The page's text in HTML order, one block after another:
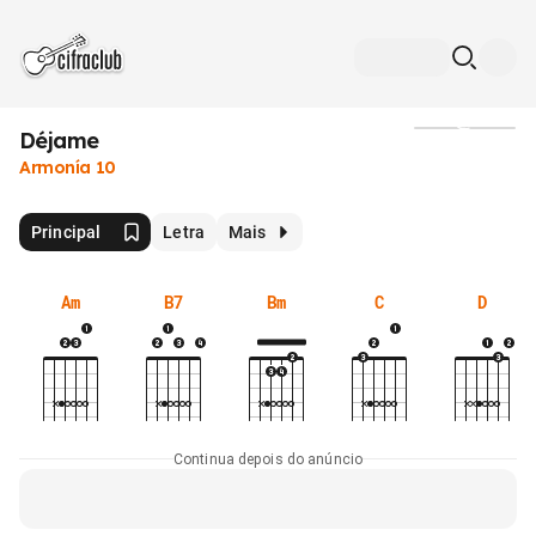
Déjame
Armonía 10
Principal Letra Mais
Am B7 Bm C D
Continua depois do anúncio